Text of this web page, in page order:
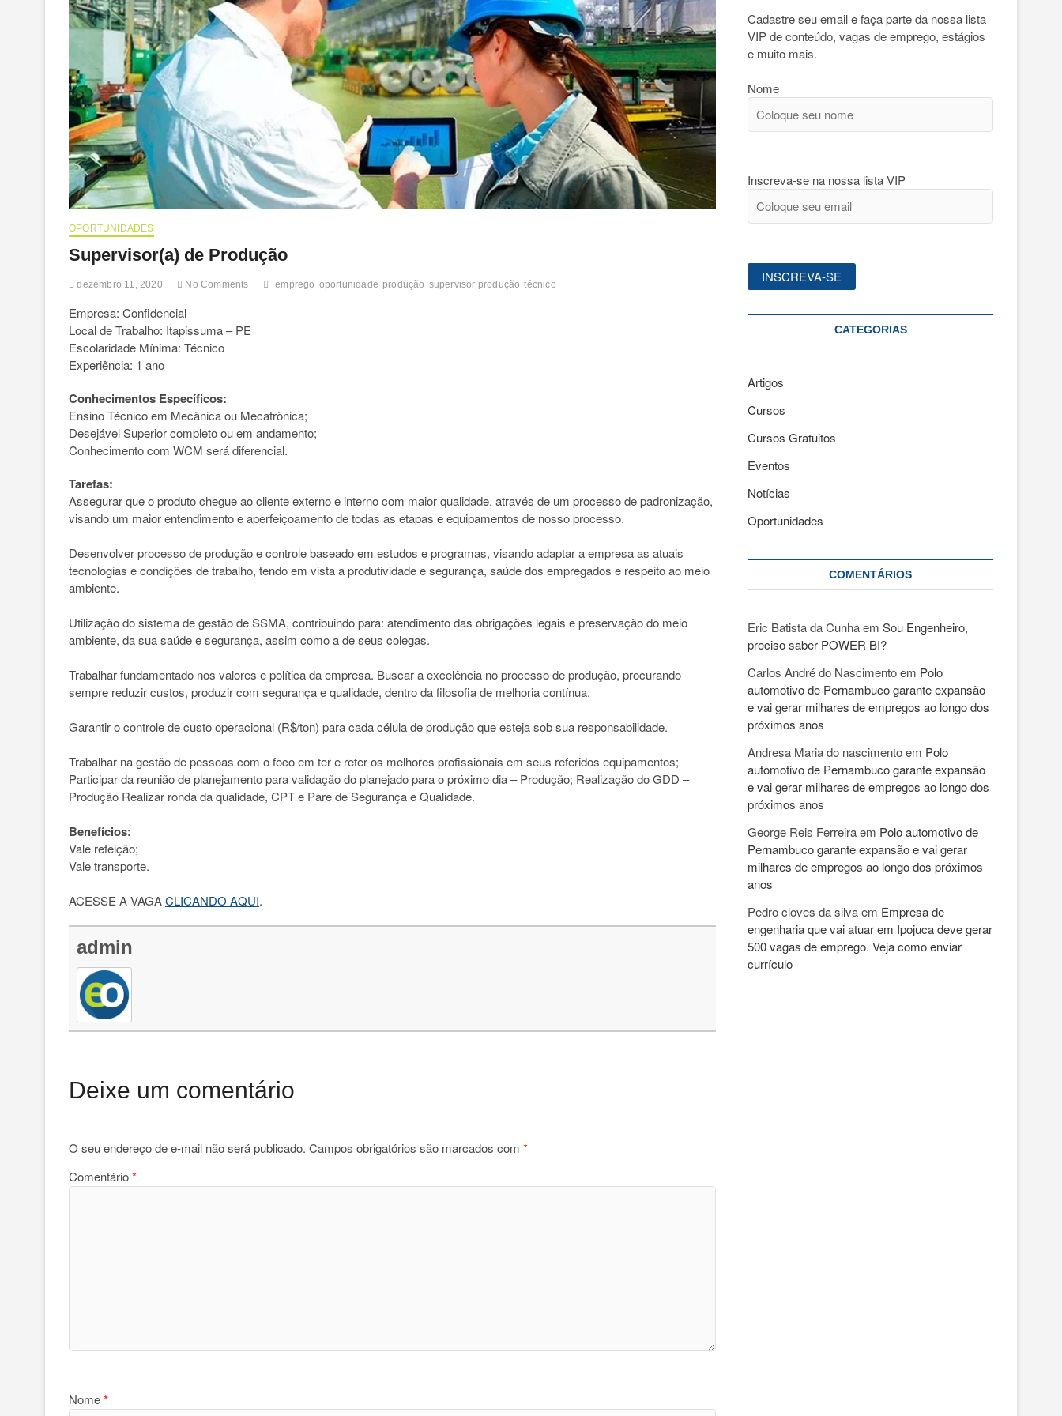
OPORTUNIDADES
Supervisor(a) de Produção
dezembro 11, 2020 No Comments emprego oportunidade produção supervisor produção técnico
Empresa: Confidencial
Local de Trabalho: Itapissuma – PE
Escolaridade Mínima: Técnico
Experiência: 1 ano
Conhecimentos Específicos:
Ensino Técnico em Mecânica ou Mecatrônica;
Desejável Superior completo ou em andamento;
Conhecimento com WCM será diferencial.
Tarefas:
Assegurar que o produto chegue ao cliente externo e interno com maior qualidade, através de um processo de padronização,
visando um maior entendimento e aperfeiçoamento de todas as etapas e equipamentos de nosso processo.
Desenvolver processo de produção e controle baseado em estudos e programas, visando adaptar a empresa as atuais
tecnologias e condições de trabalho, tendo em vista a produtividade e segurança, saúde dos empregados e respeito ao meio
ambiente.
Utilização do sistema de gestão de SSMA, contribuindo para: atendimento das obrigações legais e preservação do meio
ambiente, da sua saúde e segurança, assim como a de seus colegas.
Trabalhar fundamentado nos valores e política da empresa. Buscar a excelência no processo de produção, procurando
sempre reduzir custos, produzir com segurança e qualidade, dentro da filosofia de melhoria contínua.
Garantir o controle de custo operacional (R$/ton) para cada célula de produção que esteja sob sua responsabilidade.
Trabalhar na gestão de pessoas com o foco em ter e reter os melhores profissionais em seus referidos equipamentos;
Participar da reunião de planejamento para validação do planejado para o próximo dia – Produção; Realização do GDD –
Produção Realizar ronda da qualidade, CPT e Pare de Segurança e Qualidade.
Benefícios:
Vale refeição;
Vale transporte.
ACESSE A VAGACLICANDO AQUI.
admin
Deixe um comentário
O seu endereço de e-mail não será publicado. Campos obrigatórios são marcados com *
Comentário*
Nome*
Cadastre seu email e faça parte da nossa lista
VIP de conteúdo, vagas de emprego, estágios
e muito mais.
Nome
Inscreva-se na nossa lista VIP
CATEGORIAS
Artigos
Cursos
Cursos Gratuitos
Eventos
Notícias
Oportunidades
COMENTÁRIOS
Eric Batista da Cunhaem Sou Engenheiro,
preciso saber POWER BI?
Carlos André do Nascimentoem Polo
automotivo de Pernambuco garante expansão
e vai gerar milhares de empregos ao longo dos
próximos anos
Andresa Maria do nascimentoem Polo
automotivo de Pernambuco garante expansão
e vai gerar milhares de empregos ao longo dos
próximos anos
George Reis Ferreiraem Polo automotivo de
Pernambuco garante expansão e vai gerar
milhares de empregos ao longo dos próximos
anos
Pedro cloves da silvaem Empresa de
engenharia que vai atuar em Ipojuca deve gerar
500 vagas de emprego. Veja como enviar
currículo